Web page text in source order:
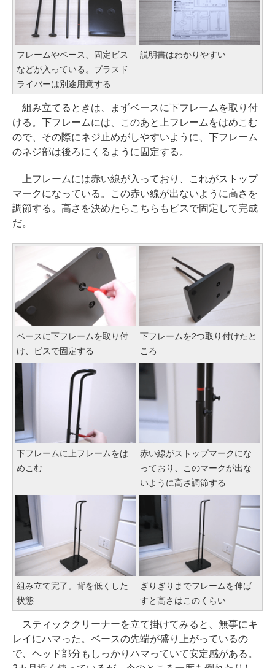
フレームやベース、固定ビス
などが入っている。プラスド
ライバーは別途用意する
説明書はわかりやすい
組み立てるときは、まずベースに下フレームを取り付
ける。下フレームには、このあと上フレームをはめこむ
ので、その際にネジ止めがしやすいように、下フレーム
のネジ部は後ろにくるように固定する。
上フレームには赤い線が入っており、これがストップ
マークになっている。この赤い線が出ないように高さを
調節する。高さを決めたらこちらもビスで固定して完成
だ。
ベースに下フレームを取り付
け、ビスで固定する
下フレームを2つ取り付けたと
ころ
下フレームに上フレームをは
めこむ
赤い線がストップマークにな
っており、このマークが出な
いように高さ調節する
組み立て完了。背を低くした
状態
ぎりぎりまでフレームを伸ば
すと高さはこのくらい
スティッククリーナーを立て掛けてみると、無事にキ
レイにハマった。ベースの先端が盛り上がっているの
で、ヘッド部分もしっかりハマっていて安定感がある。